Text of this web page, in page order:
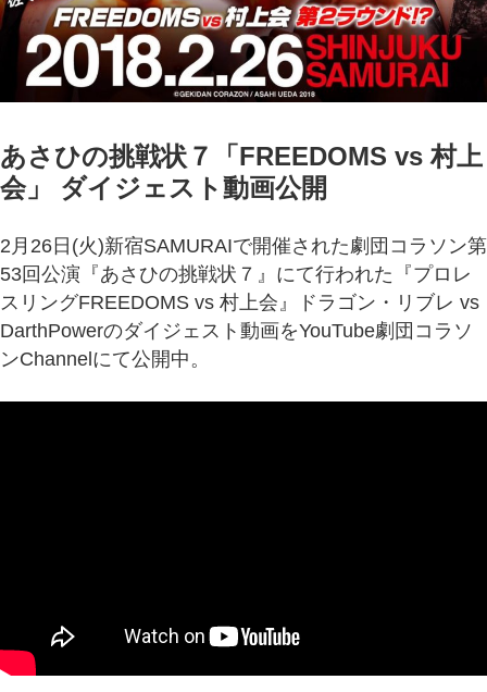
あさひの挑戦状７「FREEDOMS vs 村上
会」 ダイジェスト動画公開
2月26日(火)新宿SAMURAIで開催された劇団コラソン第
53回公演『あさひの挑戦状７』にて行われた『プロレ
スリングFREEDOMS vs 村上会』ドラゴン・リブレ vs
DarthPowerのダイジェスト動画をYouTube劇団コラソ
ンChannelにて公開中。